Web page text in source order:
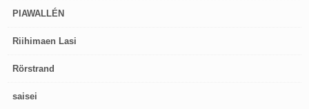
PIAWALLÉN
Riihimaen Lasi
Rörstrand
saisei